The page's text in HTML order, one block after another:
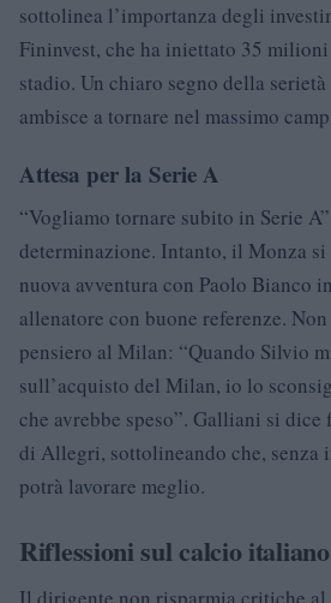
sottolinea l’importanza degli
Fininvest, che ha iniettato 35
stadio. Un chiaro segno della
ambisce a tornare nel massimo
Attesa per la Serie A
“Vogliamo tornare subito in Serie
determinazione. Intanto, il Monza si
nuova avventura con Paolo Bianco
allenatore con buone referenze.
pensiero al Milan: “Quando Silvio
sull’acquisto del Milan, io lo
che avrebbe speso”. Galliani si
di Allegri, sottolineando che, senza
potrà lavorare meglio.
Riflessioni sul calcio italiano